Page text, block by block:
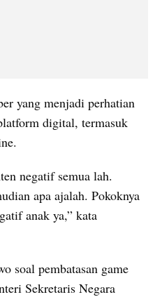
yang menjadi perhatian
digital, termasuk
negatif semua lah.
apa ajalah. Pokoknya
anak ya,” kata
soal pembatasan game
Sekretaris Negara